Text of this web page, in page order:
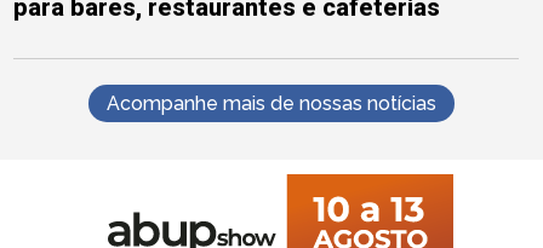
para bares, restaurantes e cafeterias
Acompanhe mais de nossas notícias